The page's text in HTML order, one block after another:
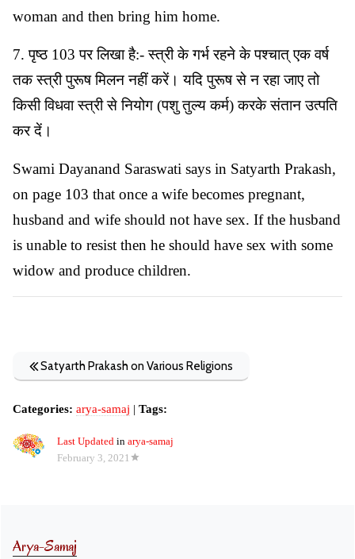
woman and then bring him home.
7. पृष्ठ 103 पर लिखा है:- स्त्री के गर्भ रहने के पश्चात् एक वर्ष
तक स्त्री पुरूष मिलन नहीं करें। यदि पुरूष से न रहा जाए तो
किसी विधवा स्त्री से नियोग (पशु तुल्य कर्म) करके संतान उत्पति
कर दें।
Swami Dayanand Saraswati says in Satyarth Prakash,
on page 103 that once a wife becomes pregnant,
husband and wife should not have sex. If the husband
is unable to resist then he should have sex with some
widow and produce children.
Satyarth Prakash on Various Religions
Categories: arya-samaj | Tags:
Last Updated in arya-samaj
February 3, 2021
Arya-Samaj